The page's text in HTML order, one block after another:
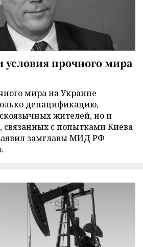
прочного мира
мира на Украине
денацификацию,
жителей, но и
связанных с попытками Киева
замглавы МИД РФ